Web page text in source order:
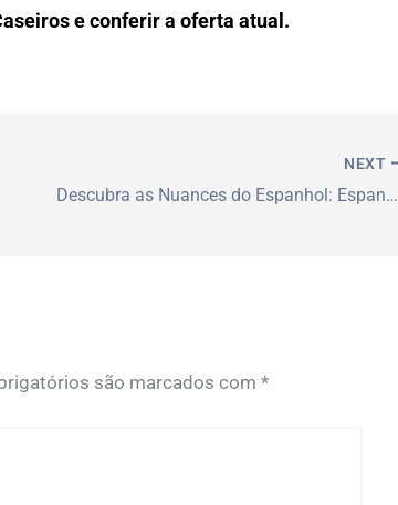
e conferir a oferta atual.
NEXT
Descubra as Nuances do Espanhol: Espanha x América Latina
são marcados com *